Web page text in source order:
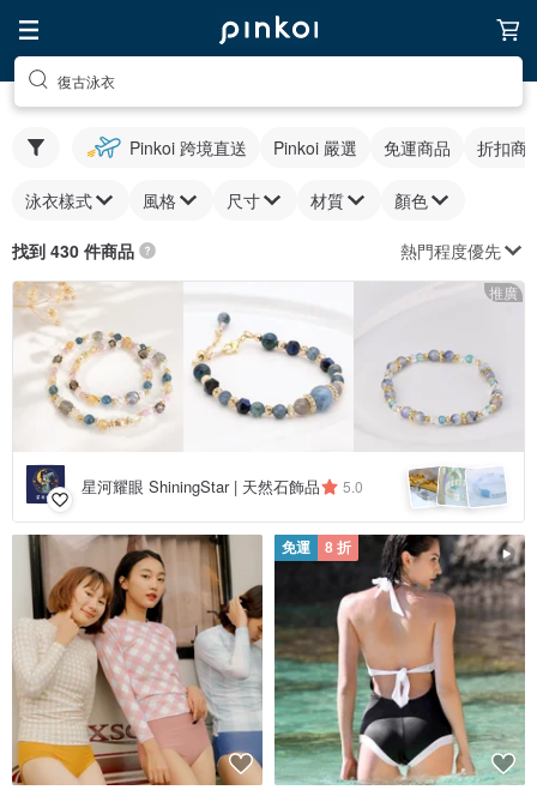
復古泳衣
Pinkoi 跨境直送 Pinkoi 嚴選 免運商品 折扣商
泳衣樣式 風格 尺寸 材質 顏色
找到 430 件商品 熱門程度優先
推廣
星河耀眼 ShiningStar | 天然石飾品 5.0
免運 8 折